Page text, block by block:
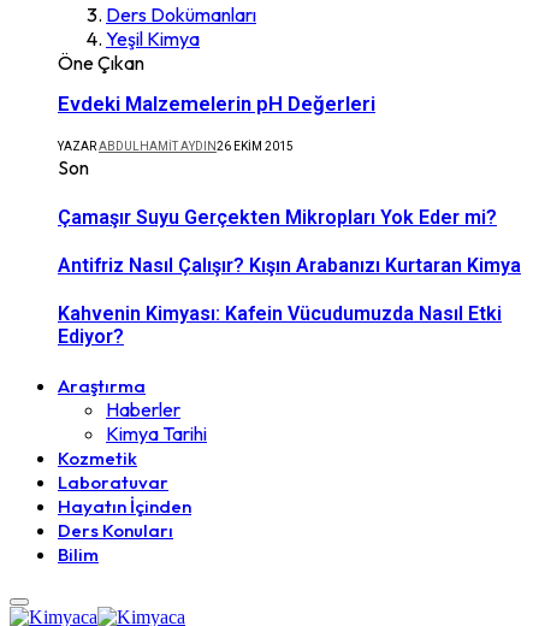
Ders Dokümanları
Yeşil Kimya
Öne Çıkan
Evdeki Malzemelerin pH Değerleri
YAZARABDULHAMIT AYDIN26 EKIM 2015
Son
Çamaşır Suyu Gerçekten Mikropları Yok Eder mi?
Antifriz Nasıl Çalışır? Kışın Arabanızı Kurtaran Kimya
Kahvenin Kimyası: Kafein Vücudumuzda Nasıl Etki
Ediyor?
Araştırma
Haberler
Kimya Tarihi
Kozmetik
Laboratuvar
Hayatın İçinden
Ders Konuları
Bilim